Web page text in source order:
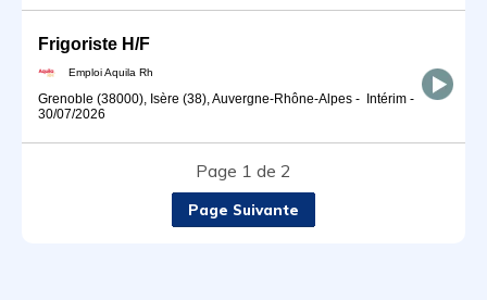
Frigoriste H/F
Emploi Aquila Rh
Grenoble (38000), Isère (38), Auvergne-Rhône-Alpes - Intérim -
30/07/2026
Page 1 de 2
Page Suivante